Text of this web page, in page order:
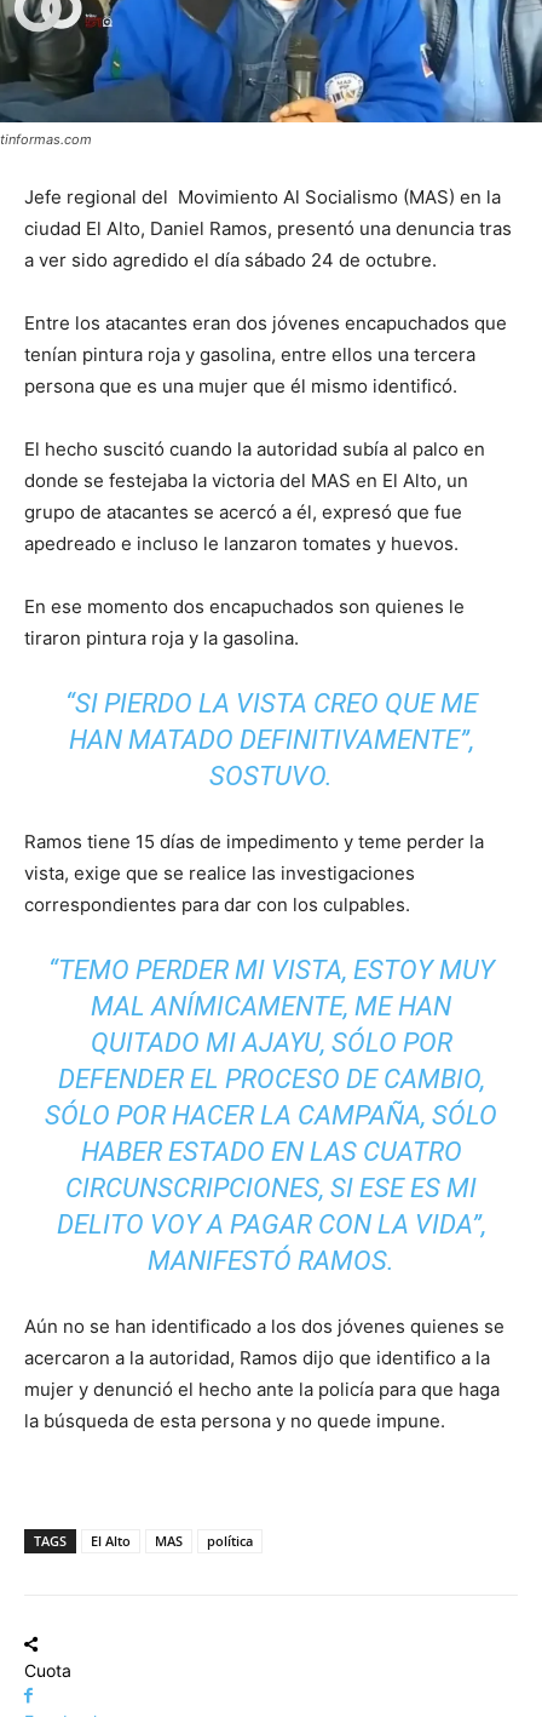
tinformas.com
Jefe regional del Movimiento Al Socialismo (MAS) en la
ciudad El Alto, Daniel Ramos, presentó una denuncia tras
a ver sido agredido el día sábado 24 de octubre.
Entre los atacantes eran dos jóvenes encapuchados que
tenían pintura roja y gasolina, entre ellos una tercera
persona que es una mujer que él mismo identificó.
El hecho suscitó cuando la autoridad subía al palco en
donde se festejaba la victoria del MAS en El Alto, un
grupo de atacantes se acercó a él, expresó que fue
apedreado e incluso le lanzaron tomates y huevos.
En ese momento dos encapuchados son quienes le
tiraron pintura roja y la gasolina.
“SI PIERDO LA VISTA CREO QUE ME
HAN MATADO DEFINITIVAMENTE”,
SOSTUVO.
Ramos tiene 15 días de impedimento y teme perder la
vista, exige que se realice las investigaciones
correspondientes para dar con los culpables.
“TEMO PERDER MI VISTA, ESTOY MUY
MAL ANÍMICAMENTE, ME HAN
QUITADO MI AJAYU, SÓLO POR
DEFENDER EL PROCESO DE CAMBIO,
SÓLO POR HACER LA CAMPAÑA, SÓLO
HABER ESTADO EN LAS CUATRO
CIRCUNSCRIPCIONES, SI ESE ES MI
DELITO VOY A PAGAR CON LA VIDA”,
MANIFESTÓ RAMOS.
Aún no se han identificado a los dos jóvenes quienes se
acercaron a la autoridad, Ramos dijo que identifico a la
mujer y denunció el hecho ante la policía para que haga
la búsqueda de esta persona y no quede impune.
TAGS El Alto MAS política
Cuota